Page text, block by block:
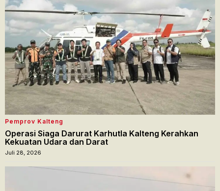
Pemprov Kalteng
Operasi Siaga Darurat Karhutla Kalteng Kerahkan
Kekuatan Udara dan Darat
Juli 28, 2026